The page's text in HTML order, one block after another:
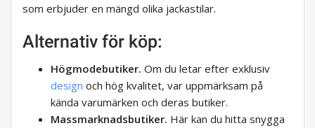
som erbjuder en mängd olika jackastilar.
Alternativ för köp:
Högmodebutiker. Om du letar efter exklusiv
design och hög kvalitet, var uppmärksam på
kända varumärken och deras butiker.
Massmarknadsbutiker. Här kan du hitta snygga